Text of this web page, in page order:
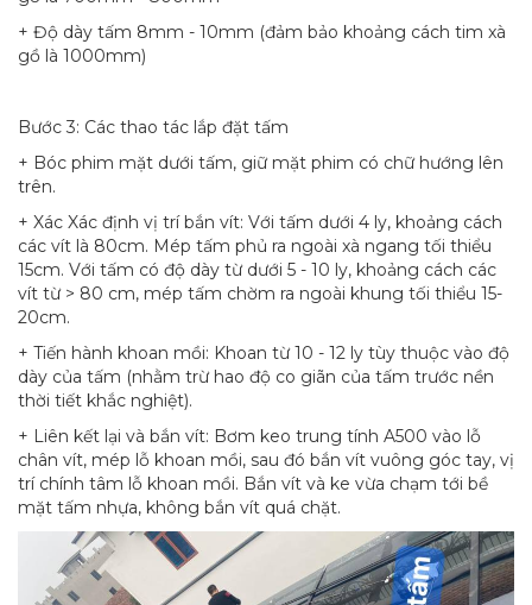
+ Độ dày tấm 8mm - 10mm (đảm bảo khoảng cách tim xà
gồ là 1000mm)
Bước 3: Các thao tác lắp đặt tấm
+ Bóc phim mặt dưới tấm, giữ mặt phim có chữ hướng lên
trên.
+ Xác Xác định vị trí bắn vít: Với tấm dưới 4 ly, khoảng cách
các vít là 80cm. Mép tấm phủ ra ngoài xà ngang tối thiểu
15cm. Với tấm có độ dày từ dưới 5 - 10 ly, khoảng cách các
vít từ > 80 cm, mép tấm chờm ra ngoài khung tối thiểu 15-
20cm.
+ Tiến hành khoan mồi: Khoan từ 10 - 12 ly tùy thuộc vào độ
dày của tấm (nhằm trừ hao độ co giãn của tấm trước nền
thời tiết khắc nghiệt).
+ Liên kết lại và bắn vít: Bơm keo trung tính A500 vào lỗ
chân vít, mép lỗ khoan mồi, sau đó bắn vít vuông góc tay, vị
trí chính tâm lỗ khoan mồi. Bắn vít và ke vừa chạm tới bề
mặt tấm nhựa, không bắn vít quá chặt.